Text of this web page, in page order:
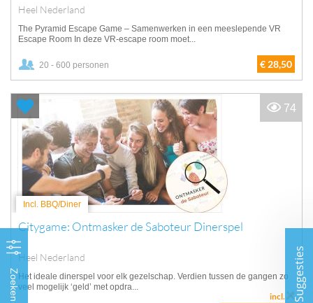
Zoeken
Heel Nederland
The Pyramid Escape Game – Samenwerken in een meeslepende VR
Escape Room In deze VR-escape room moet...
20 - 600 personen € 28,50
Incl. BBQ/Diner
Citygame: Ontmasker de Saboteur Dinerspel
Heel Nederland
Het ideale dinerspel voor elk gezelschap. Verdien tussen de gangen zo
veel mogelijk ‘geld’ met opdra...
incl.
74
Suggesties